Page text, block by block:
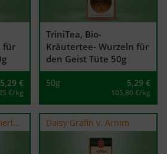
für
5,29 €
€/kg
TriniTea, Bio-
Kräutertee- Wurzeln für
den Geist Tüte 50g
50g 5,29 €
105,80 €/kg
Kräutergarten Pommerland Daisy Gräfin v. Arnim